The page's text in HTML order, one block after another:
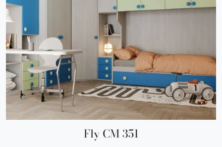
Fly CM 351